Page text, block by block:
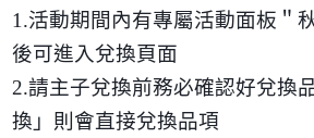
1.活動期間內有專屬活動面板＂
後可進入兌換頁面
2.請主子兌換前務必確認好兌換
換」則會直接兌換品項